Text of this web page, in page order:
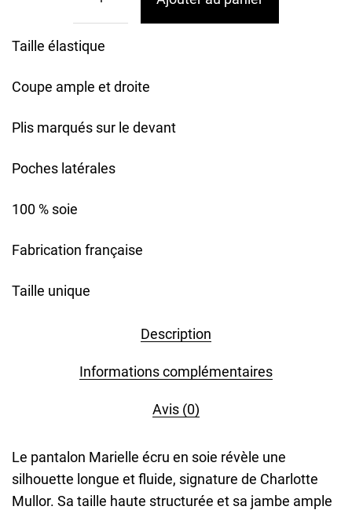
Taille élastique
Coupe ample et droite
Plis marqués sur le devant
Poches latérales
100 % soie
Fabrication française
Taille unique
Description
Informations complémentaires
Avis (0)
Le pantalon Marielle écru en soie révèle une
silhouette longue et fluide, signature de Charlotte
Mullor. Sa taille haute structurée et sa jambe ample